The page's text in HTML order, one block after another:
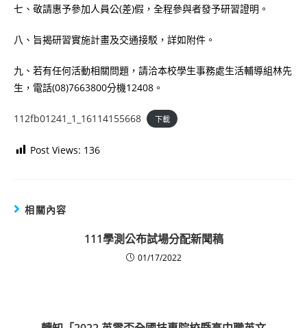
七、敬請惠予參加人員公(差)假，全程參與者發予研習證明。
八、旨揭研習實施計畫及交通接駁，詳如附件。
九、若有任何活動相關問題，請洽本校學生事務處生活輔導組林先
生，電話(08)7663800分機12408。
112fb01241_1_16114155668 下載
Post Views: 136
相關內容
111學測公布試場分配新聞稿
01/17/2022